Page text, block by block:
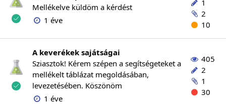
Mellékelve küldöm a kérdést
1 éve
1
2
10
A keverékek sajátságai
Sziasztok! Kérem szépen a segítségeteket a
mellékelt táblázat megoldásában,
levezetésében. Köszönöm
1 éve
405
2
1
30